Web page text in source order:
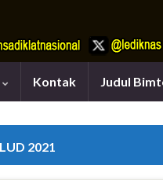
Kontak Judul
2021